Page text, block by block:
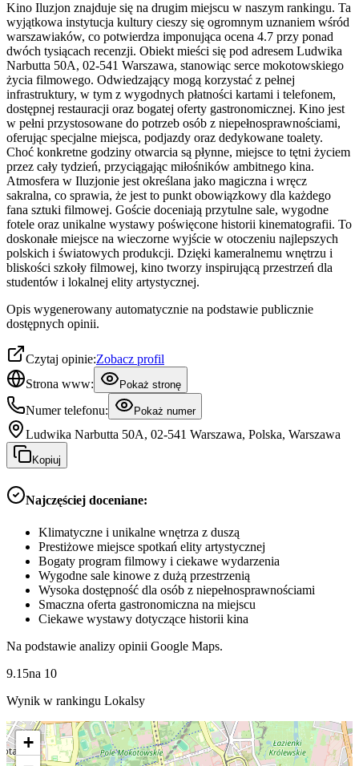
Kino Iluzjon znajduje się na drugim miejscu w naszym rankingu. Ta
wyjątkowa instytucja kultury cieszy się ogromnym uznaniem wśród
warszawiaków, co potwierdza imponująca ocena 4.7 przy ponad
dwóch tysiącach recenzji. Obiekt mieści się pod adresem Ludwika
Narbutta 50A, 02-541 Warszawa, stanowiąc serce mokotowskiego
życia filmowego. Odwiedzający mogą korzystać z pełnej
infrastruktury, w tym z wygodnych płatności kartami i telefonem,
dostępnej restauracji oraz bogatej oferty gastronomicznej. Kino jest
w pełni przystosowane do potrzeb osób z niepełnosprawnościami,
oferując specjalne miejsca, podjazdy oraz dedykowane toalety.
Choć konkretne godziny otwarcia są płynne, miejsce to tętni życiem
przez cały tydzień, przyciągając miłośników ambitnego kina.
Atmosfera w Iluzjonie jest określana jako magiczna i wręcz
sakralna, co sprawia, że jest to punkt obowiązkowy dla każdego
fana sztuki filmowej. Goście doceniają przytulne sale, wygodne
fotele oraz unikalne wystawy poświęcone historii kinematografii. To
doskonałe miejsce na wieczorne wyjście w otoczeniu najlepszych
polskich i światowych produkcji. Dzięki kameralnemu wnętrzu i
bliskości szkoły filmowej, kino tworzy inspirującą przestrzeń dla
studentów i lokalnej elity artystycznej.
Opis wygenerowany automatycznie na podstawie publicznie
dostępnych opinii.
Czytaj opinie:Zobacz profil
Strona www:
Pokaż stronę
Numer telefonu: Pokaż numer
Ludwika Narbutta 50A, 02-541 Warszawa, Polska, Warszawa
Kopiuj
Najczęściej doceniane:
Klimatyczne i unikalne wnętrza z duszą
Prestiżowe miejsce spotkań elity artystycznej
Bogaty program filmowy i ciekawe wydarzenia
Wygodne sale kinowe z dużą przestrzenią
Wysoka dostępność dla osób z niepełnosprawnościami
Smaczna oferta gastronomiczna na miejscu
Ciekawe wystawy dotyczące historii kina
Na podstawie analizy opinii Google Maps.
9.15na 10
Wynik w rankingu Lokalsy
+